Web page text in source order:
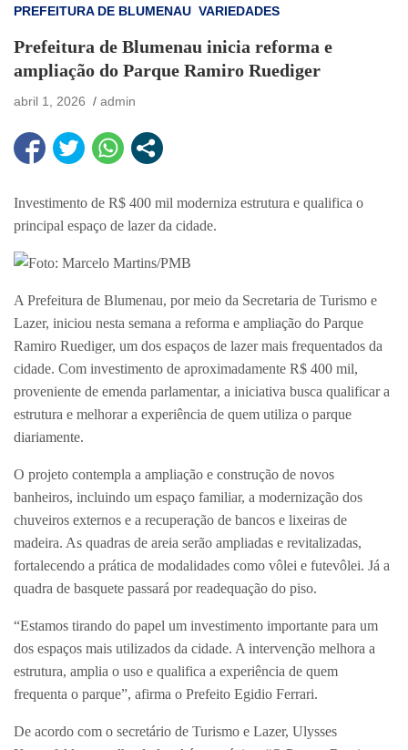
PREFEITURA DE BLUMENAU VARIEDADES
Prefeitura de Blumenau inicia reforma e
ampliação do Parque Ramiro Ruediger
abril 1, 2026 admin
Investimento de R$ 400 mil moderniza estrutura e qualifica o
principal espaço de lazer da cidade.
Foto: Marcelo Martins/PMB
A Prefeitura de Blumenau, por meio da Secretaria de Turismo e
Lazer, iniciou nesta semana a reforma e ampliação do Parque
Ramiro Ruediger, um dos espaços de lazer mais frequentados da
cidade. Com investimento de aproximadamente R$ 400 mil,
proveniente de emenda parlamentar, a iniciativa busca qualificar a
estrutura e melhorar a experiência de quem utiliza o parque
diariamente.
O projeto contempla a ampliação e construção de novos
banheiros, incluindo um espaço familiar, a modernização dos
chuveiros externos e a recuperação de bancos e lixeiras de
madeira. As quadras de areia serão ampliadas e revitalizadas,
fortalecendo a prática de modalidades como vôlei e futevôlei. Já a
quadra de basquete passará por readequação do piso.
“Estamos tirando do papel um investimento importante para um
dos espaços mais utilizados da cidade. A intervenção melhora a
estrutura, amplia o uso e qualifica a experiência de quem
frequenta o parque”, afirma o Prefeito Egidio Ferrari.
De acordo com o secretário de Turismo e Lazer, Ulysses